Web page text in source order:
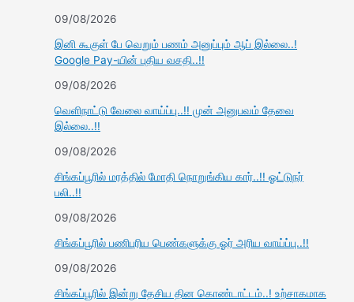
09/08/2026
இனி கூகுள் பே வெறும் பணம் அனுப்பும் ஆப் இல்லை..!
Google Pay-யின் புதிய வசதி..!!
09/08/2026
வெளிநாட்டு வேலை வாய்ப்பு..!! முன் அனுபவம் தேவை
இல்லை..!!
09/08/2026
சிங்கப்பூரில் மரத்தில் மோதி நொறுங்கிய கார்..!! ஓட்டுநர்
பலி..!!
09/08/2026
சிங்கப்பூரில் பணிபுரிய பெண்களுக்கு ஓர் அரிய வாய்ப்பு..!!
09/08/2026
சிங்கப்பூரில் இன்று தேசிய தின கொண்டாட்டம்..! உற்சாகமாக